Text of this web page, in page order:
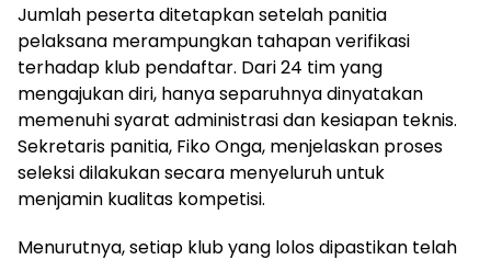
Jumlah peserta ditetapkan setelah panitia
pelaksana merampungkan tahapan verifikasi
terhadap klub pendaftar. Dari 24 tim yang
mengajukan diri, hanya separuhnya dinyatakan
memenuhi syarat administrasi dan kesiapan teknis.
Sekretaris panitia, Fiko Onga, menjelaskan proses
seleksi dilakukan secara menyeluruh untuk
menjamin kualitas kompetisi.
Menurutnya, setiap klub yang lolos dipastikan telah